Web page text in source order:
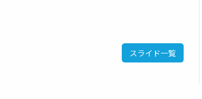
スライド一覧